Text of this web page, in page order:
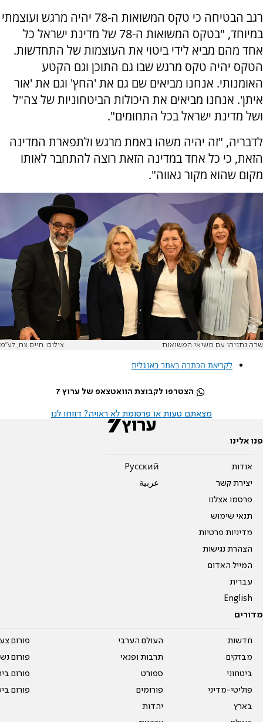
רגב הבטיחה כי טקס המשואות ה-78 יהיה מרגש ועוצמתי
במיוחד, "בטקס המשואות ה-78 של מדינת ישראל כל
אחד מהם מביא לידי ביטוי את העוצמות של התחדשות.
הטקס יהיה טקס מרגש שבו גם התוכן וגם הקטע
האומנותי. אנחנו מביאים שם גם את 'החץ' וגם את 'אור
איתן'. אנחנו מביאים את היכולות הביטחוניות של צה"ל
ושל מדינת ישראל בכל התחומים".
לדבריה, "זה יהיה משהו באמת מרגש ולתפארת המדינה
הזאת, כי כל אחד במדינה הזאת רוצה להתחבר לאותו
מקום שהוא מקור גאווה".
שרה נתניהו עם משיאי המשואות צילום: חיים צח, לע"מ
לקריאת הכתבה באתר באנגלית
הצטרפו לקבוצת הוואטצאפ של ערוץ 7
מצאתם טעות או פרסומת לא ראויה? דווחו לנו
פנו אלינו
אודות
יצירת קשר
פרסמו אצלנו
תנאי שימוש
מדיניות פרטיות
הצהרת נגישות
המייל האדום
עברית
English
Pусский
عربية
מדורים
חדשות
מבזקים
ביטחוני
פוליטי-מדיני
בארץ
העולם הערבי
תרבות ופנאי
ספורט
פורומים
יהדות
פורום
פורום
פורום
פורום